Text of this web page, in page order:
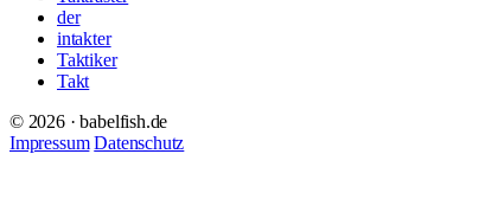
der
intakter
Taktiker
Takt
© 2026 · babelfish.de
Impressum Datenschutz